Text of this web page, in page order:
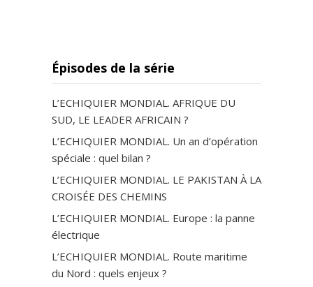
Épisodes de la série
L’ECHIQUIER MONDIAL. AFRIQUE DU
SUD, LE LEADER AFRICAIN ?
L’ECHIQUIER MONDIAL. Un an d’opération
spéciale : quel bilan ?
L’ECHIQUIER MONDIAL. LE PAKISTAN À LA
CROISÉE DES CHEMINS
L’ECHIQUIER MONDIAL. Europe : la panne
électrique
L’ECHIQUIER MONDIAL. Route maritime
du Nord : quels enjeux ?